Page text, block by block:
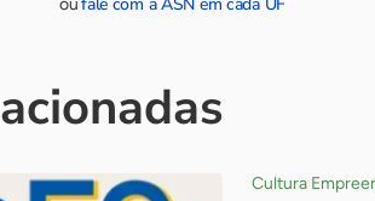
Cultura